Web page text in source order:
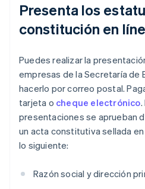
Presenta los
constitución en
Puedes realizar la
empresas de la Secretaría de
hacerlo por correo postal.
tarjeta o cheque electrónico
presentaciones se aprueban
un acta constitutiva sellada
lo siguiente:
Razón social y dirección